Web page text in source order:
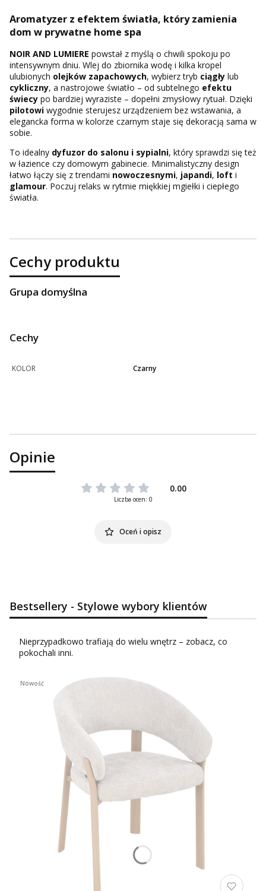
Aromatyzer z efektem światła, który zamienia
dom w prywatne home spa
NOIR AND LUMIERE powstał z myślą o chwili spokoju po
intensywnym dniu. Wlej do zbiornika wodę i kilka kropel
ulubionych olejków zapachowych, wybierz tryb ciągły lub
cykliczny, a nastrojowe światło – od subtelnego efektu
świecy po bardziej wyraziste – dopełni zmysłowy rytuał. Dzięki
pilotowi wygodnie sterujesz urządzeniem bez wstawania, a
elegancka forma w kolorze czarnym staje się dekoracją sama w
sobie.
To idealny dyfuzor do salonu i sypialni, który sprawdzi się też
w łazience czy domowym gabinecie. Minimalistyczny design
łatwo łączy się z trendami nowoczesnymi, japandi, loft i
glamour. Poczuj relaks w rytmie miękkiej mgiełki i ciepłego
światła.
Cechy produktu
Grupa domyślna
Cechy
KOLOR Czarny
Opinie
0.00
Liczba ocen: 0
Oceń i opisz
Bestsellery - Stylowe wybory klientów
Nieprzypadkowo trafiają do wielu wnętrz – zobacz, co
pokochali inni.
Nowość